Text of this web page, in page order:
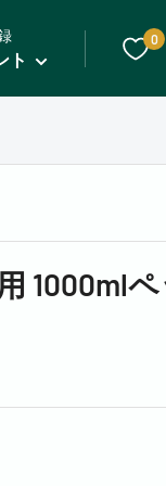
ト
0
1000ml